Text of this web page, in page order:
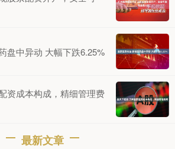
盘中异动 大幅下跌6.25%
资成本构成，精细管理费
最新文章